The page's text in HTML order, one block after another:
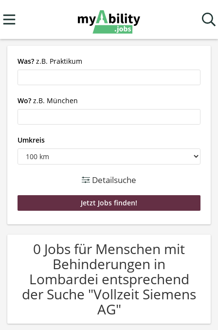
Was? z.B. Praktikum
Wo? z.B. München
Umkreis
Detailsuche
0 Jobs für Menschen mit
Behinderungen in
Lombardei entsprechend
der Suche "Vollzeit Siemens
AG"